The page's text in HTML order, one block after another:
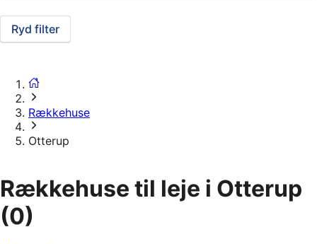
Ryd filter
Rækkehuse
Otterup
Rækkehuse til leje i Otterup
(0)